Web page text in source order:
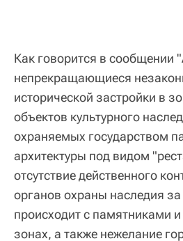
Как говорится в сообщении
непрекращающиеся
исторической застройки в
объектов культурного
охраняемых государством
архитектуры под видом
отсутствие действенного
органов охраны наследия
происходит с памятниками
зонах, а также нежелание